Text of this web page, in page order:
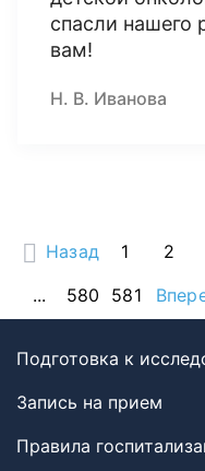
спасли нашего
вам!
Н. В. Иванова
Назад 1 2
...
580 581
Подготовка к
Запись на прием
Правила